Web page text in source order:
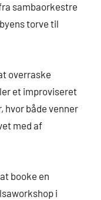
sambaorkestre
torve til
overraske
et improviseret
hvor både venner
med af
booke en
i